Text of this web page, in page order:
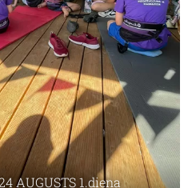
AUGUSTS 1.diena